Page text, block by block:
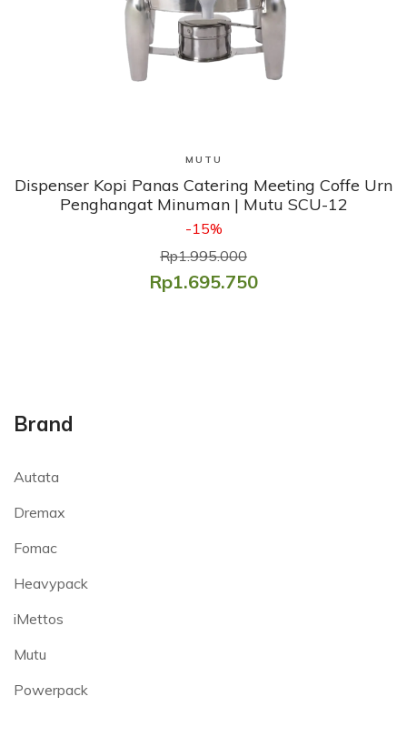
Brand
Autata
Dremax
Fomac
Heavypack
iMettos
Mutu
Powerpack
Lihat Produk
MUTU
Dispenser Kopi Panas Catering Meeting Coffe Urn
Penghangat Minuman | Mutu SCU-12
-15%
Rp1.995.000
Rp1.695.750